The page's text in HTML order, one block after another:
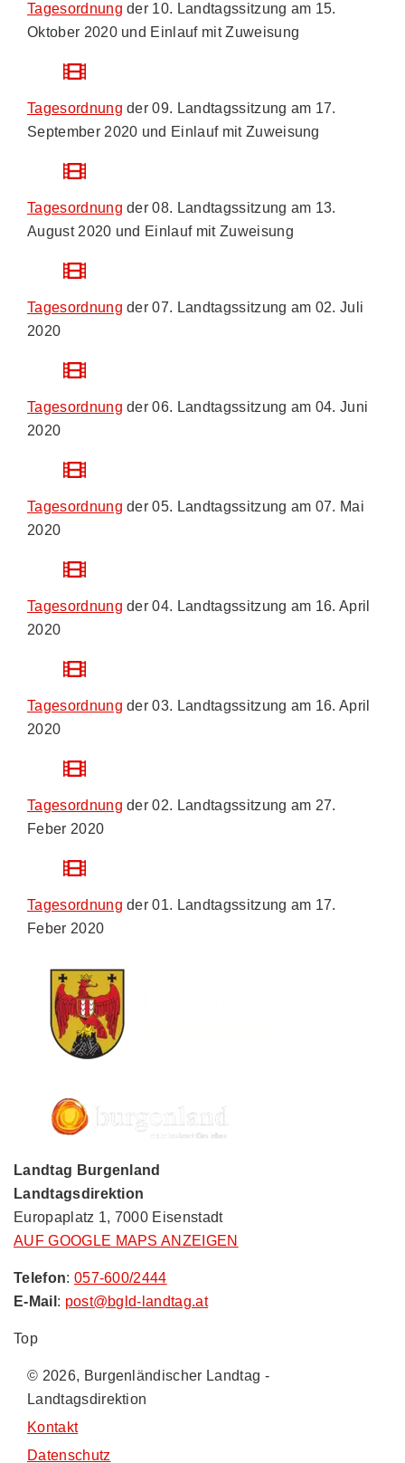
Tagesordnung der 10. Landtagssitzung am 15.
Oktober 2020und Einlauf mit Zuweisung
Tagesordnung der 09. Landtagssitzung am 17.
September 2020 und Einlauf mit Zuweisung
Tagesordnung der 08. Landtagssitzung am 13.
August 2020 und Einlauf mit Zuweisung
Tagesordnung der 07. Landtagssitzung am 02. Juli
2020
Tagesordnung der 06. Landtagssitzung am 04. Juni
2020
Tagesordnung der 05. Landtagssitzung am 07. Mai
2020
Tagesordnung der 04. Landtagssitzung am 16. April
2020
Tagesordnung der 03. Landtagssitzung am 16. April
2020
Tagesordnung der 02. Landtagssitzung am 27.
Feber 2020
Tagesordnung der 01. Landtagssitzung am 17.
Feber 2020
Landtag Burgenland
Landtagsdirektion
Europaplatz 1, 7000 Eisenstadt
AUF GOOGLE MAPS ANZEIGEN
Telefon: 057-600/2444
E-Mail : post@bgld-landtag.at
Top
© 2026, Burgenländischer Landtag -
Landtagsdirektion
Kontakt
Datenschutz